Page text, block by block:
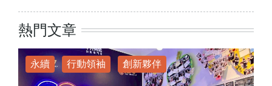
熱門文章
永續 行動領袖 創新夥伴